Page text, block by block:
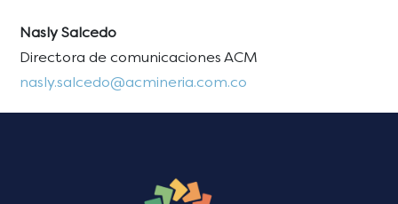
Nasly Salcedo
Directora de comunicaciones ACM
nasly.salcedo@acmineria.com.co